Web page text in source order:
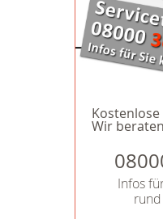
Kostenlose
Wir
Infos